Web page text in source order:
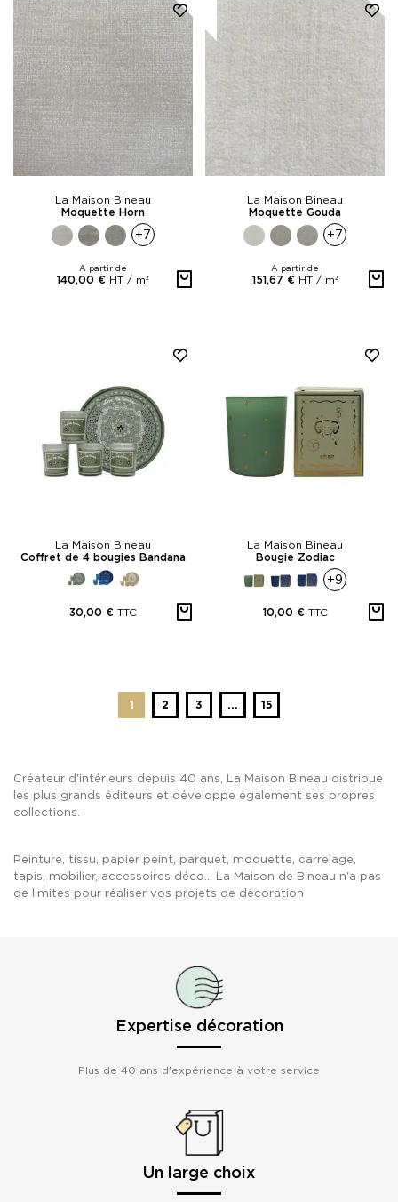
La Maison Bineau
Moquette Horn
+7
A partir de
140,00 € HT / m²
La Maison Bineau
Moquette Gouda
+7
A partir de
151,67 € HT / m²
La Maison Bineau
Coffret de 4 bougies Bandana
30,00 € TTC
La Maison Bineau
Bougie Zodiac
+9
10,00 € TTC
1 2 3 ... 15
Créateur d'intérieurs depuis 40 ans, La Maison Bineau distribue
les plus grands éditeurs et développe également ses propres
collections.
Peinture, tissu, papier peint, parquet, moquette, carrelage,
tapis, mobilier, accessoires déco... La Maison de Bineau n'a pas
de limites pour réaliser vos projets de décoration
Expertise décoration
Plus de 40 ans d'expérience à votre service
Un large choix